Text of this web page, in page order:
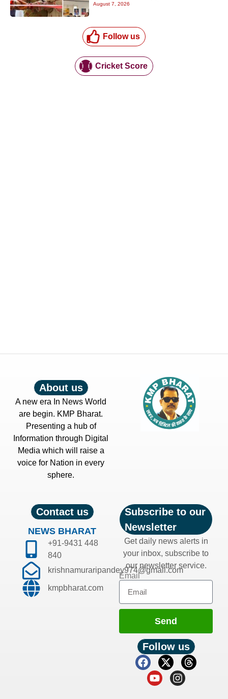
August 7, 2026
Follow us
Cricket Score
About us
A new era In News World
are begin. KMP Bharat.
Presenting a hub of
Information through Digital
Media which will raise a
voice for Nation in every
sphere.
Contact us
NEWS BHARAT
+91-9431 448
840
krishnamuraripandey974@gmail.com
kmpbharat.com
Subscribe to our
Newsletter
Get daily news alerts in
your inbox, subscribe to
our newsletter service.
Email
Send
Follow us